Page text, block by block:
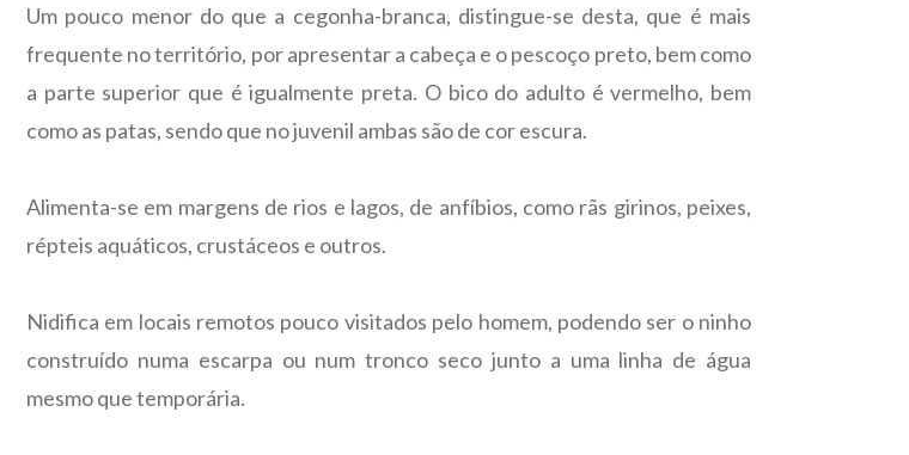
Um pouco menor do que a cegonha-branca, distingue-se desta, que é mais
frequente no território, por apresentar a cabeça e o pescoço preto, bem como
a parte superior que é igualmente preta. O bico do adulto é vermelho, bem
como as patas, sendo que no juvenil ambas são de cor escura.
Alimenta-se em margens de rios e lagos, de anfíbios, como rãs girinos, peixes,
répteis aquáticos, crustáceos e outros.
Nidifica em locais remotos pouco visitados pelo homem, podendo ser o ninho
construído numa escarpa ou num tronco seco junto a uma linha de água
mesmo que temporária.